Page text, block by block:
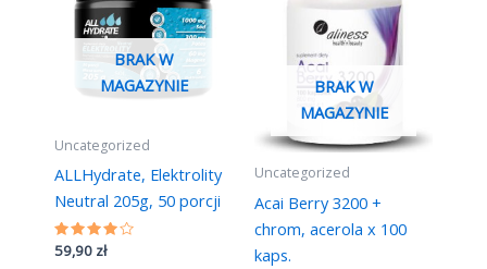
BRAK W
MAGAZYNIE
Uncategorized
ALLHydrate, Elektrolity
Neutral 205g, 50 porcji
Oceniono
4.02
59,90 zł
BRAK W
MAGAZYNIE
Uncategorized
Acai Berry 3200 +
chrom, acerola x 100
kaps.